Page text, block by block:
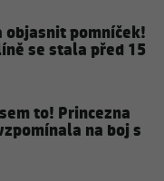
objasnit pomníček!
se stala před 15
to! Princezna
na boj s